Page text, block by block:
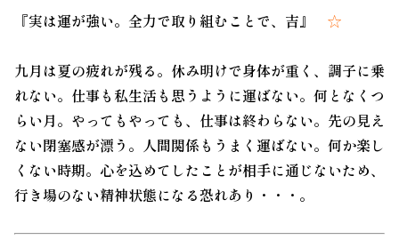
『実は運が強い。全力で取り組むことで、吉』 ☆
九月は夏の疲れが残る。休み明けで身体が重く、調子に乗
れない。仕事も私生活も思うように運ばない。何となくつ
らい月。やってもやっても、仕事は終わらない。先の見え
ない閉塞感が漂う。人間関係もうまく運ばない。何か楽し
くない時期。心を込めてしたことが相手に通じないため、
行き場のない精神状態になる恐れあり・・・。